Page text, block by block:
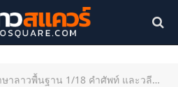
าลาวพื้นฐาน 1/18 คำศัพท์ และวลีทั่วไป 7